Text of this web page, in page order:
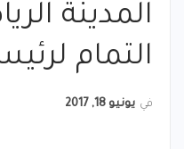
المدينة
التمام
في يونيو 18, 2017